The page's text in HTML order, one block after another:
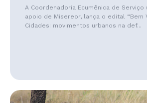
A Coordenadoria Ecumênica de Serviço
apoio de Misereor, lança o edital “Bem
Cidades: movimentos urbanos na def...